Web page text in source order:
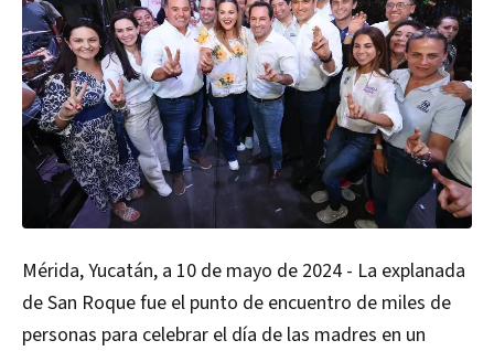
Mérida, Yucatán, a 10 de mayo de 2024 - La explanada
de San Roque fue el punto de encuentro de miles de
personas para celebrar el día de las madres en un